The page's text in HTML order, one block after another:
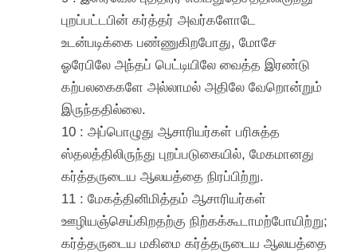
புறப்பட்டபின் கர்த்தர் அவர்களோடே
உடன்படிக்கை பண்ணுகிறபோது, மோசே
ஓரேபிலே அந்தப் பெட்டியிலே வைத்த இரண்டு
கற்பலகைகளே அல்லாமல் அதிலே வேறொன்றும்
இருந்ததில்லை.
10 : அப்பொழுது ஆசாரியர்கள் பரிசுத்த
ஸ்தலத்திலிருந்து புறப்படுகையில், மேகமானது
கர்த்தருடைய ஆலயத்தை நிரப்பிற்று.
11 : மேகத்தினிமித்தம் ஆசாரியர்கள்
ஊழியஞ்செய்கிறதற்கு நிற்கக்கூடாமற்போயிற்று;
கர்த்தருடைய மகிமை கர்த்தருடைய ஆலயத்தை